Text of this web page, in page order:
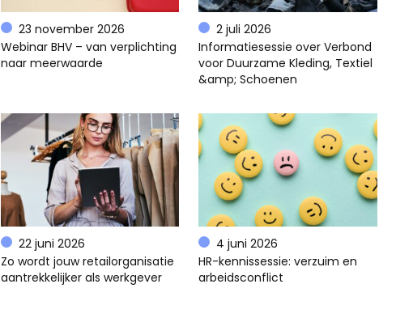
23 november 2026
Webinar BHV – van verplichting
naar meerwaarde
2 juli 2026
Informatiesessie over Verbond
voor Duurzame Kleding, Textiel
&amp; Schoenen
22 juni 2026
Zo wordt jouw retailorganisatie
aantrekkelijker als werkgever
4 juni 2026
HR-kennissessie: verzuim en
arbeidsconflict